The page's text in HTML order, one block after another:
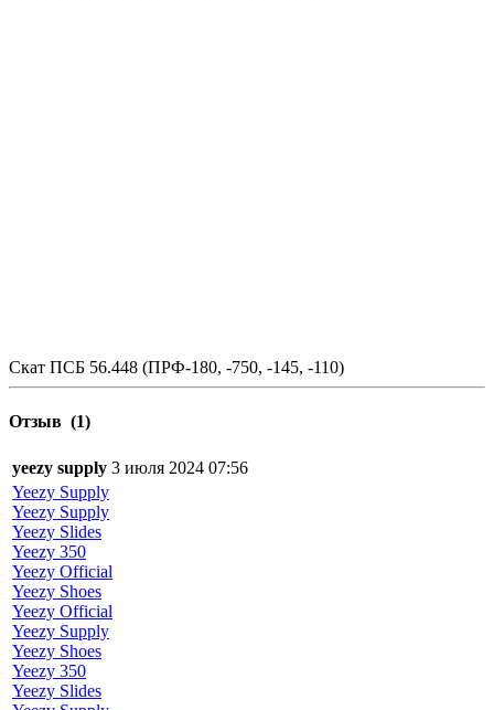
Скат ПСБ 56.448 (ПРФ-180, -750, -145, -110)
Отзыв (1)
yeezy supply 3 июля 2024 07:56
Yeezy Supply
Yeezy Supply
Yeezy Slides
Yeezy 350
Yeezy Official
Yeezy Shoes
Yeezy Official
Yeezy Supply
Yeezy Shoes
Yeezy 350
Yeezy Slides